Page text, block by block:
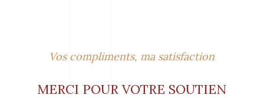
Vos compliments, ma satisfaction
MERCI POUR VOTRE SOUTIEN